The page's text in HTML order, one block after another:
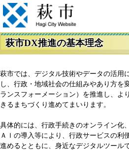
萩市DX推進の基本理念
萩市では、デジタル技術やデータの活用
し、行政・地域社会の仕組みやあり方を
ランスフォーメーション）を推進し、よ
きるまちづくり進めてまいります。
具体的には、行政手続きのオンライン化
ＡＩの導入等により、行政サービスの利
進めるとともに、身近なデジタルツール